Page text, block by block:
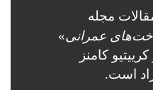
مجله
عمرانی»
کامنز
است.